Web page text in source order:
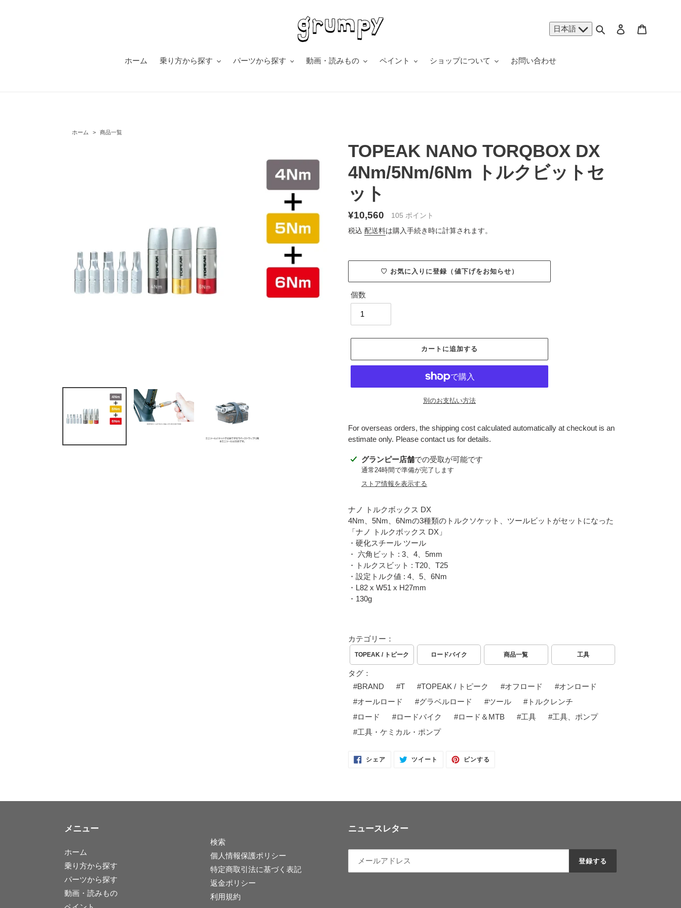
日本語 検索 ログイン
ホーム 乗り方から探す パーツから探す 動画・読みもの ペイント ショップについて お問い合わせ
ホーム > 商品一覧
TOPEAK NANO TORQBOX DX
4Nm/5Nm/6Nm トルクビットセ
ット
通
常
¥10,560 105 ポイント
税込 配送料は購入手続き時に計算されます。
♡ お気に入りに登録（値下げをお知らせ）
個数
カートに追加する
別のお支払い方法
For overseas orders, the shipping cost calculated automatically at checkout is an
estimate only. Please contact us for details.
カ
品
を
グランピー店舗での受取が可能です
通常24時間で準備が完了します
ストア情報を表示する
ナノ トルクボックス DX
4Nm、5Nm、6Nmの3種類のトルクソケット、ツールビットがセットになった
「ナノ トルクボックス DX」
・硬化スチール ツール
・ 六角ビット : 3、4、5mm
・トルクスビット : T20、T25
・設定トルク値 : 4、5、6Nm
・L82 x W51 x H27mm
・130g
カテゴリー：
TOPEAK / トピーク ロードバイク 商品一覧 工具
タグ：
#BRAND #T #TOPEAK / トピーク #オフロード #オンロード
#オールロード #グラベルロード #ツール #トルクレンチ
#ロード #ロードバイク #ロード＆MTB #工具 #工具、ポンプ
#工具・ケミカル・ポンプ
シェアFACEBOOKツイート
TWITTERピンする
メニュー
ホーム
乗り方から探す
パーツから探す
動画・読みもの
検索
個人情報保護ポリシー
特定商取引法に基づく表記
返金ポリシー
利用規約
ニュースレター
登録する